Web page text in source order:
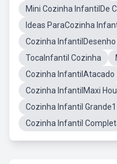
Mini Cozinha InfantilDe
Ideas ParaCozinha
Cozinha InfantilDesenho
TocaInfantil Cozinha
Cozinha InfantilAtacado
Cozinha InfantilMaxi
Cozinha Infantil
Cozinha Infantil